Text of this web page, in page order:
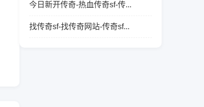
今日新开传奇-热血传奇sf-传...
找传奇sf-找传奇网站-传奇sf...